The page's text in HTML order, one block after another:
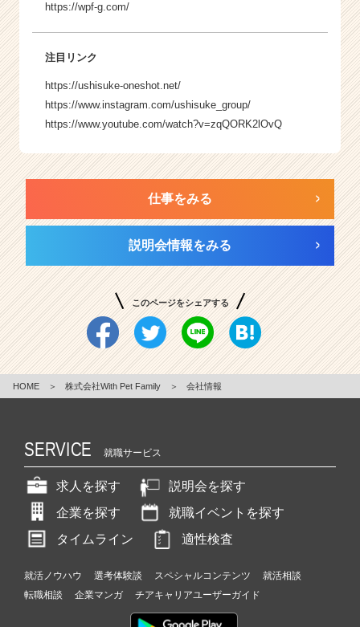
https://wpf-g.com/
注目リンク
https://ushisuke-oneshot.net/
https://www.instagram.com/ushisuke_group/
https://www.youtube.com/watch?v=zqQORK2lOvQ
仕事をみる
説明会情報をみる
このページをシェアする
HOME ＞ 株式会社With Pet Family ＞ 会社情報
SERVICE 就職サービス
求人を探す
説明会を探す
企業を探す
就職イベントを探す
タイムライン
適性検査
就活ノウハウ 選考体験談 スペシャルコンテンツ
就活相談
転職相談
企業マンガ チアキャリアユーザーガイド